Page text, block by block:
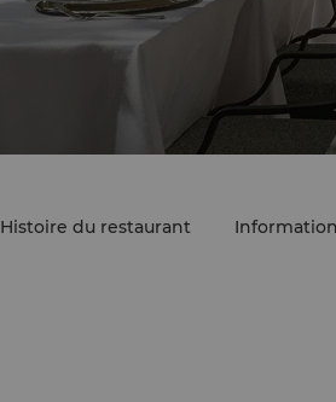
Histoire du restaurant